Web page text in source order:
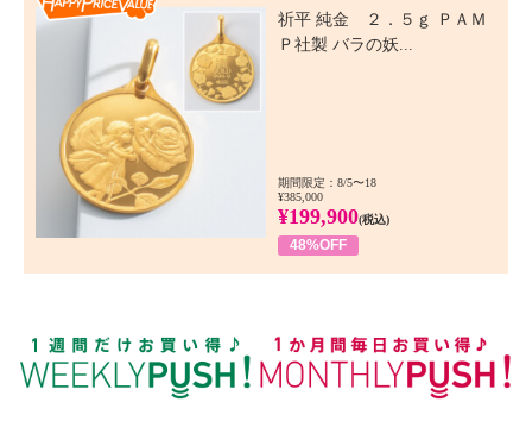
祈平 純金 ２．５ｇ ＰＡＭ
Ｐ社製 バラの妖...
期間限定：8/5〜18
¥385,000
¥199,900(税込)
48%OFF